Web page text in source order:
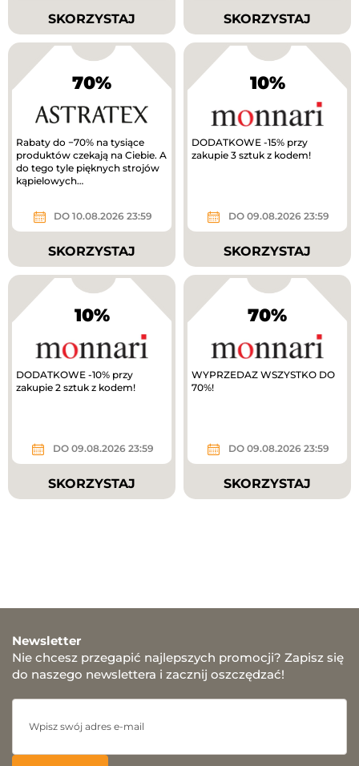
SKORZYSTAJ SKORZYSTAJ
70%
Rabaty do −70% na tysiące
produktów czekają na Ciebie. A
do tego tyle pięknych strojów
kąpielowych…
DO 10.08.2026 23:59
SKORZYSTAJ
10%
DODATKOWE -15% przy
zakupie 3 sztuk z kodem!
DO 09.08.2026 23:59
SKORZYSTAJ
10%
DODATKOWE -10% przy
zakupie 2 sztuk z kodem!
DO 09.08.2026 23:59
SKORZYSTAJ
70%
WYPRZEDAZ WSZYSTKO DO
70%!
DO 09.08.2026 23:59
SKORZYSTAJ
Newsletter
Nie chcesz przegapić najlepszych promocji? Zapisz się
do naszego newslettera i zacznij oszczędzać!